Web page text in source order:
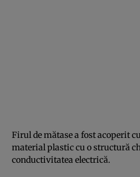
Firul de mătase a fost acoperit
material plastic cu o structură
conductivitatea electrică.